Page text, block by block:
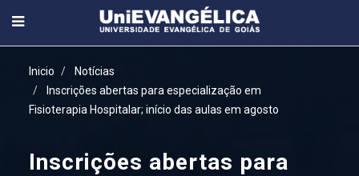
Inicio
Notícias
Inscrições abertas para especialização em
Fisioterapia Hospitalar; início das aulas em agosto
Inscrições abertas para